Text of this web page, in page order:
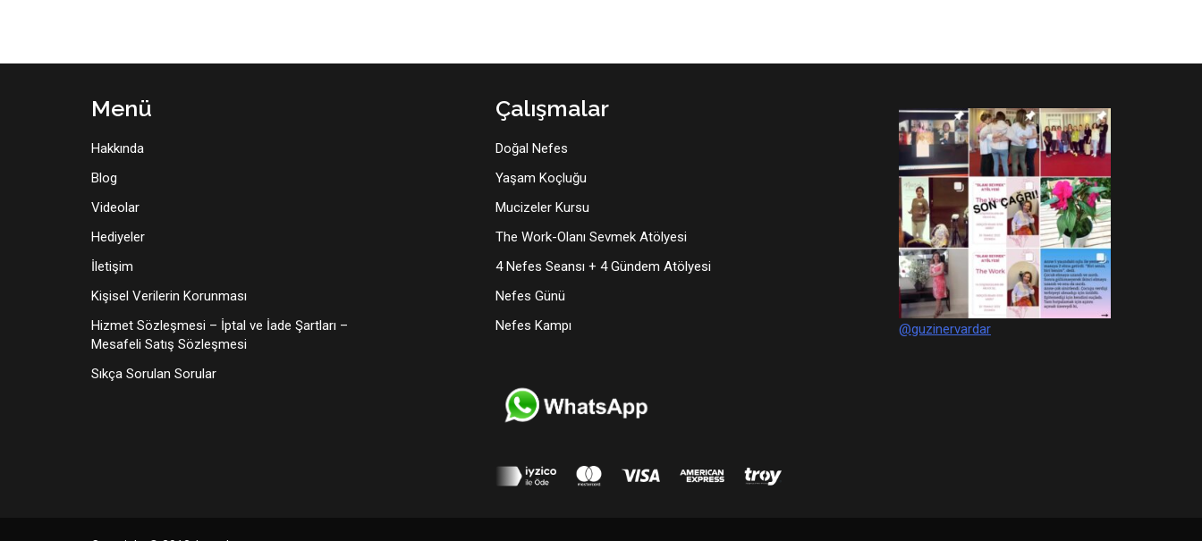
Menü
Hakkında
Blog
Videolar
Hediyeler
İletişim
Kişisel Verilerin Korunması
Hizmet Sözleşmesi – İptal ve İade Şartları –
Mesafeli Satış Sözleşmesi
Sıkça Sorulan Sorular
Çalışmalar
Doğal Nefes
Yaşam Koçluğu
Mucizeler Kursu
The Work-Olanı Sevmek Atölyesi
4 Nefes Seansı + 4 Gündem Atölyesi
Nefes Günü
Nefes Kampı
@guzinervardar